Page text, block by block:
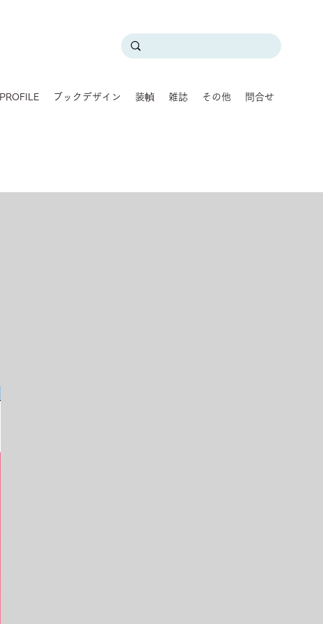
PROFILE ブックデザイン 装幀 雑誌 その他 問合せ